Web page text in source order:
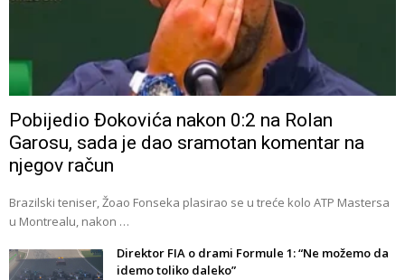
Pobijedio Đokovića nakon 0:2 na Rolan
Garosu, sada je dao sramotan komentar na
njegov račun
Brazilski teniser, Žoao Fonseka plasirao se u treće kolo ATP Mastersa
u Montrealu, nakon …
Direktor FIA o drami Formule 1: “Ne možemo da
idemo toliko daleko”